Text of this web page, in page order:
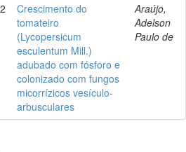
Crescimento do
tomateiro
(Lycopersicum
esculentum Mill.)
adubado com fósforo e
colonizado com fungos
micorrízicos vesículo-
arbusculares
Araújo,
Adelson
Paulo de